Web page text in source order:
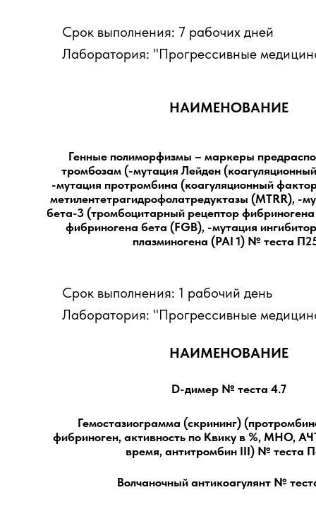
Срок выполнения: 1 рабочий день
Лаборатория: "Прогрессивные
НАИМЕНОВАНИЕ
D-димер № теста 4.7
Гемостазиограмма (скрининг)
фибриноген, активность по Квику в %, МНО,
время, антитромбин III) № теста
Волчаночный антикоагулянт №
Срок выполнения: 7 рабочих дней
Лаборатория: "Прогрессивные
НАИМЕНОВАНИЕ
Генные полиморфизмы – маркеры
тромбозам (-мутация Лейден
-мутация протромбина (коагуляционный
метилентетрагидрофолатредуктазы (MTRR), -
бета-3 (тромбоцитарный рецептор
фибриногена бета (FGB), -мутация
плазминогена (PAI 1) № теста